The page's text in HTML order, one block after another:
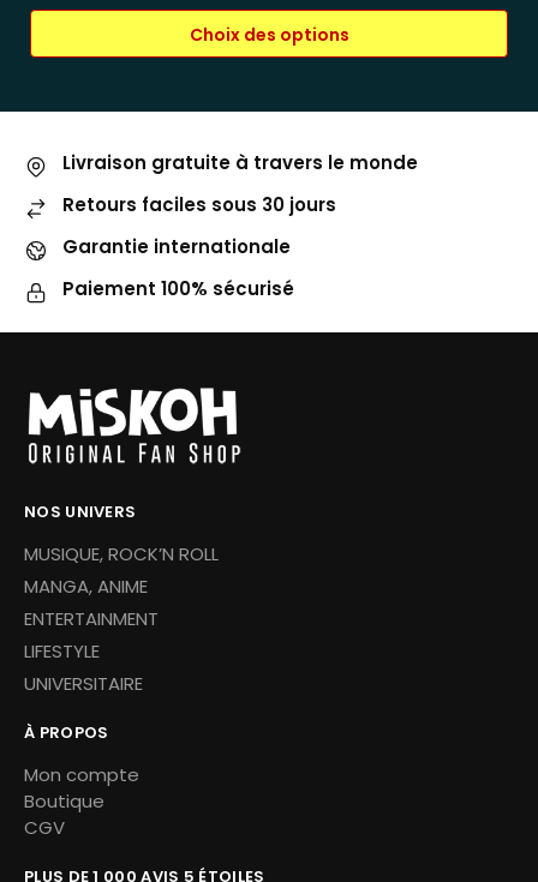
Choix des options
Livraison gratuite à travers le monde
Retours faciles sous 30 jours
Garantie internationale
Paiement 100% sécurisé
NOS UNIVERS
MUSIQUE, ROCK’N ROLL
MANGA, ANIME
ENTERTAINMENT
LIFESTYLE
UNIVERSITAIRE
À PROPOS
Mon compte
Boutique
CGV
PLUS DE 1 000 AVIS 5 ÉTOILES